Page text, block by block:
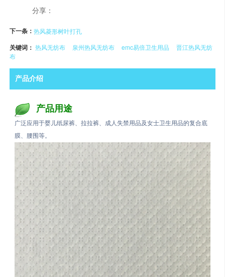
分享：
下一条：热风菱形树叶打孔
关键词：热风无纺布 泉州热风无纺布 emc易倍卫生用品
晋江热风无纺
布
产品介绍
产品用途
广泛应用于婴儿纸尿裤、拉拉裤、成人失禁用品及女士卫生用品的复合底
膜、腰围等。